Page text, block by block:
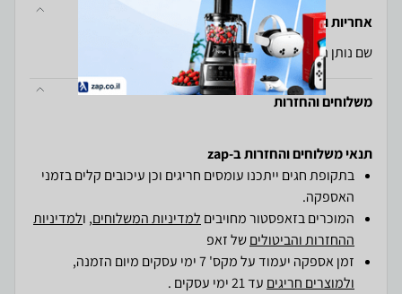
אחריות ויבואן
שם נותן האחריות: ברנד דיירקט בע"מ
משלוחים והחזרות
תנאי משלוחים והחזרות ב-zap
בתקופת חגים ייתכנו עומסים חריגים וכן עיכובים קלים בזמני
האספקה.
המוכרים בזאפסטור מחויבים למדיניות המשלוחים, ולמדיניות
ההחזרות והביטוליםשל זאפ
זמן אספקה יעמוד על מקס' 7 ימי עסקים מיום הזמנה,
ולמוצרים חריגים עד 21 ימי עסקים .